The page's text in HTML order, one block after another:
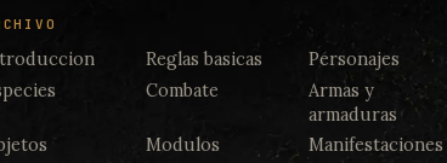
Reglas basicas
Personajes
Combate
Armas y
armaduras
Modulos
Manifestaciones